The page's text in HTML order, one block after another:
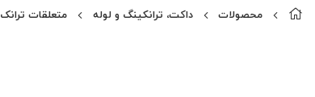
محصولات داکت، ترانکینگ و لوله متعلقات ترانک